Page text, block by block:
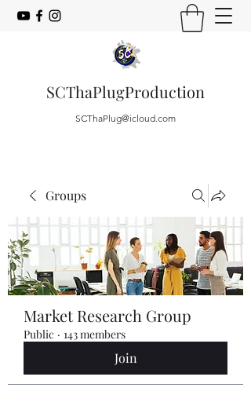
SCThaPlugProduction
SCThaPlug@icloud.com
Groups
Market Research Group
Public · 143 members
Join